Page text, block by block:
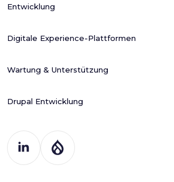
Entwicklung
Digitale Experience-Plattformen
Wartung & Unterstützung
Drupal Entwicklung